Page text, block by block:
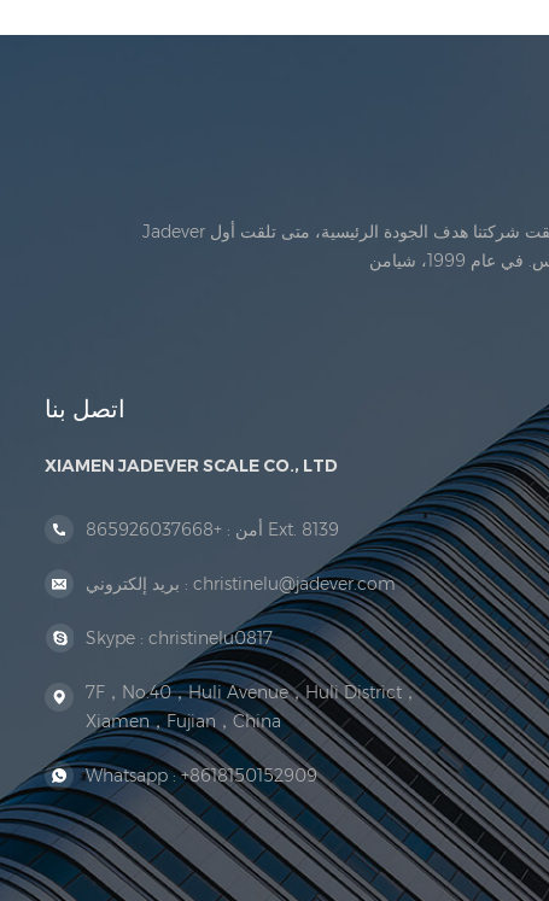
Jadever تأسست في يوليو، 1986. خلال السنوات الأولى من الوجود، تقدمت شركتنا في الابتكار التكنولوجي وتطوير خطة عمل في عام 1998، حققت شركتنا هدف الجودة الرئيسية، متى تلقت أول
اتصل بنا
XIAMEN JADEVER SCALE CO., LTD
أمن : +865926037668 Ext. 8139
بريد إلكتروني : christinelu@jadever.com
Skype : christinelu0817
7F，No.40，Huli Avenue，Huli District，
Xiamen，Fujian，China
Whatsapp :+8618150152909